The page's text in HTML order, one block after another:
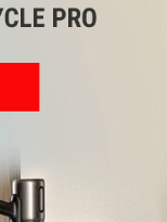
Написать
, чтобы